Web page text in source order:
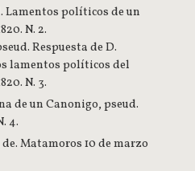
Lamentos políticos de un
N. 2.
Respuesta de D.
lamentos políticos del
N. 3.
de un Canonigo, pseud.
4.
Matamoros 10 de marzo